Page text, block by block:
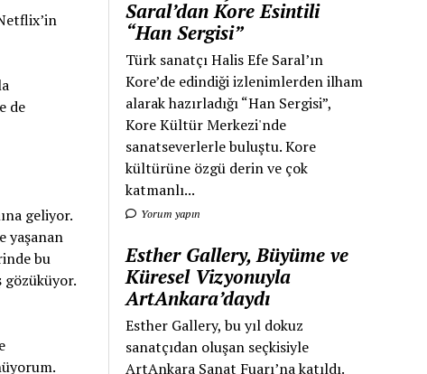
de
geliyor.
yaşanan
bu
gözüküyor.
Saral’dan Kore Esintili
“Han Sergisi”
Türk sanatçı Halis Efe Saral’ın
Kore’de edindiği izlenimlerden ilham
alarak hazırladığı “Han Sergisi”,
Kore Kültür Merkezi'nde
sanatseverlerle buluştu. Kore
kültürüne özgü derin ve çok
katmanlı...
Yorum yapın
Esther Gallery, Büyüme ve
Küresel Vizyonuyla
ArtAnkara’daydı
Esther Gallery, bu yıl dokuz
sanatçıdan oluşan seçkisiyle
ArtAnkara Sanat Fuarı’na katıldı.